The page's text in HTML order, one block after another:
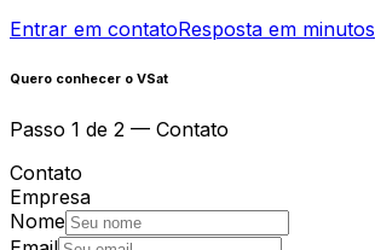
Entrar em contatoResposta em minutos
Quero conhecer o VSat
Passo 1 de 2 — Contato
Contato
Empresa
Nome